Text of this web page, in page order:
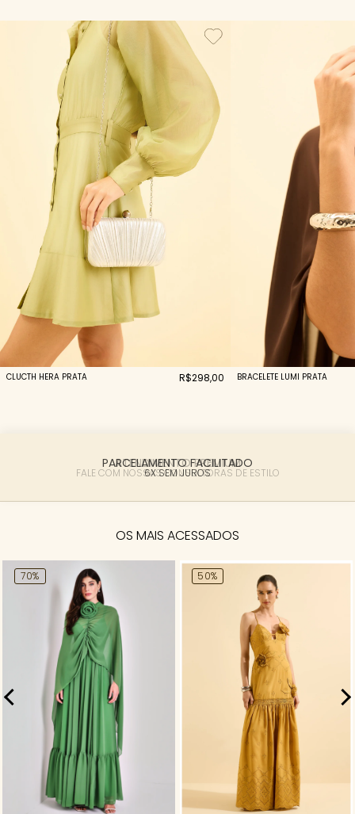
CLUCTH HERA PRATA R$298,00 BRACELETE LUMI PRATA
PARCELAMENTO FACILITADO
6X SEM JUROS
OS MAIS ACESSADOS
70% 50%